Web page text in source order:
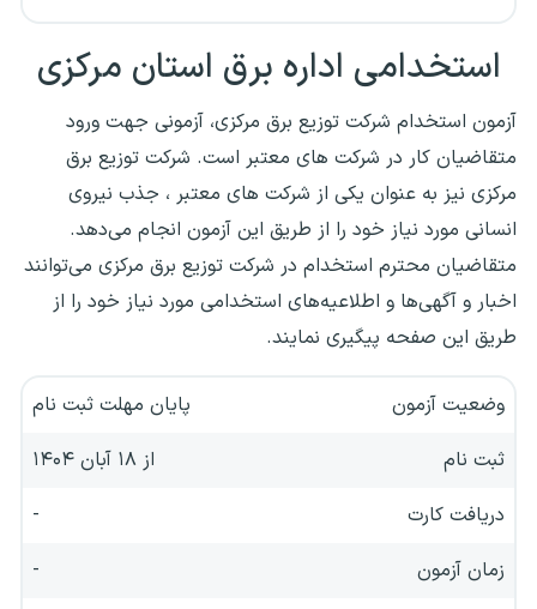
استخدامی اداره برق استان مرکزی
آزمون استخدام شرکت توزیع برق مرکزی، آزمونی جهت ورود
متقاضیان کار در شرکت های معتبر است. شرکت توزیع برق
مرکزی نیز به عنوان یکی از شرکت های معتبر ، جذب نیروی
انسانی مورد نیاز خود را از طریق این آزمون انجام می‌دهد.
متقاضیان محترم استخدام در شرکت توزیع برق مرکزی می‌توانند
اخبار و آگهی‌ها و اطلاعیه‌های استخدامی مورد نیاز خود را از
طریق این صفحه پیگیری نمایند.
وضعیت آزمون
پایان مهلت ثبت نام
ثبت نام
از ۱۸ آبان ۱۴۰۴
دریافت کارت
-
زمان آزمون
-